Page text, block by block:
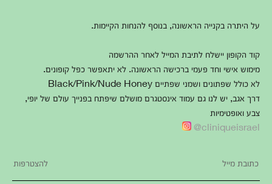
על היתרה בקנייה הראשונה, בנוסף להנחות הקיימות.
קוד הקופון יישלח לתיבת המייל לאחר ההרשמה
מימוש אישי וחד פעמי ברכישה הראשונה. לא יתאפשר כפל קופונים.
לא כולל שפתונים ושמני שפתיים Black/Pink/Nude Honey
דרך אגב, יש לנו גם עמוד אינסטגרם מושלם שיפתח בפנייך עולם של יופי,
צבע ואופטימיות
cliniqueisrael@